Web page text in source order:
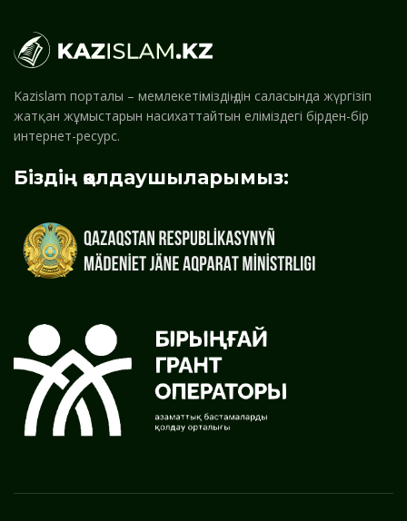
Kazislam порталы – мемлекетіміздің дін саласында жүргізіп
жатқан жұмыстарын насихаттайтын еліміздегі бірден-бір
интернет-ресурс.
Біздің қолдаушыларымыз: